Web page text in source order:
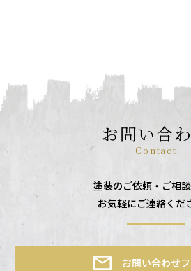
お問い合
Contact
塗装のご依頼・ご相談
お気軽にご連絡くだ
お問い合わせ